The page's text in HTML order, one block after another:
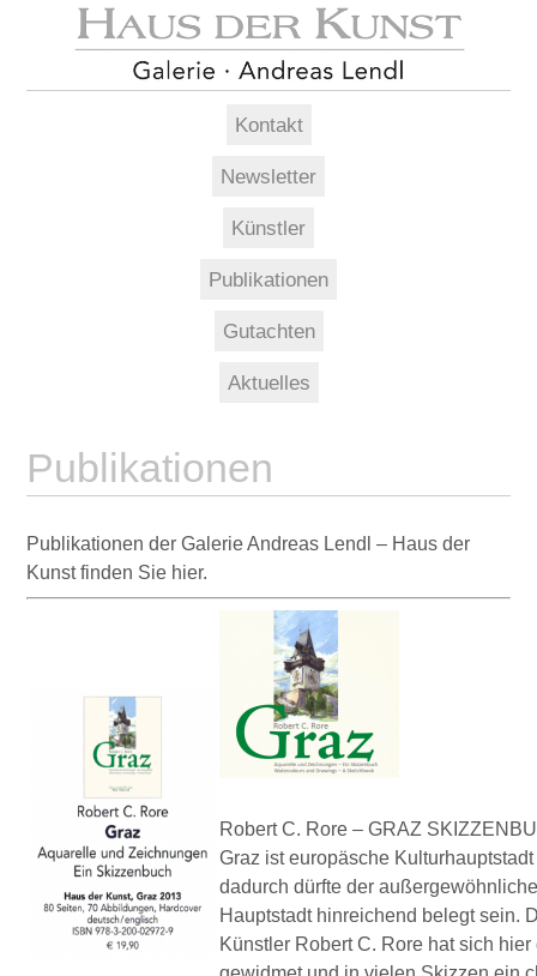
Kontakt
Newsletter
Künstler
Publikationen
Gutachten
Aktuelles
Publikationen
Publikationen der Galerie Andreas Lendl – Haus der
Kunst finden Sie hier.
Robert C. Rore – GRAZ
Graz ist europäsche
dadurch dürfte der
Hauptstadt hinreichend belegt sein.
Künstler Robert C. Rore hat sich